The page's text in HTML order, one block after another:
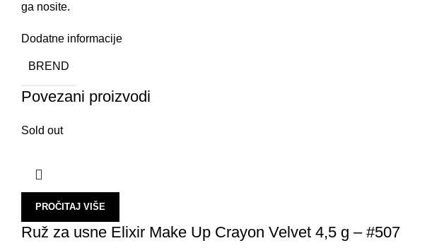
ga nosite.
Dodatne informacije
BREND
Povezani proizvodi
Sold out
PROČITAJ VIŠE
Ruž za usne Elixir Make Up Crayon Velvet 4,5 g – #507